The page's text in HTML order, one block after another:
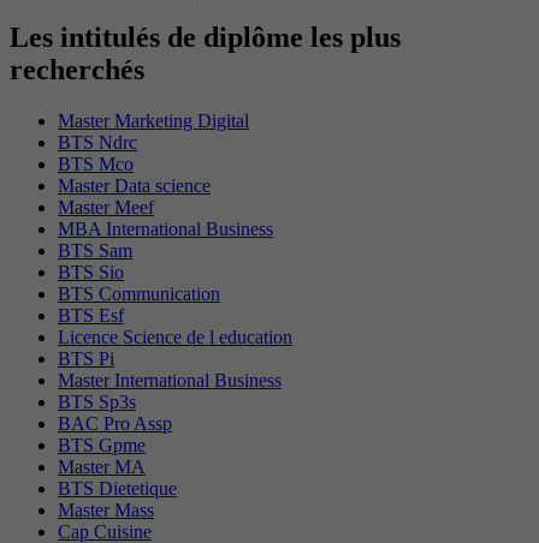
Les intitulés de diplôme les plus
recherchés
Master Marketing Digital
BTS Ndrc
BTS Mco
Master Data science
Master Meef
MBA International Business
BTS Sam
BTS Sio
BTS Communication
BTS Esf
Licence Science de l education
BTS Pi
Master International Business
BTS Sp3s
BAC Pro Assp
BTS Gpme
Master MA
BTS Dietetique
Master Mass
Cap Cuisine